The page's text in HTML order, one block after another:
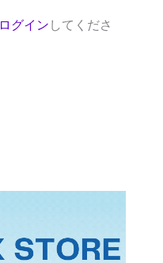
ログイン してくださ